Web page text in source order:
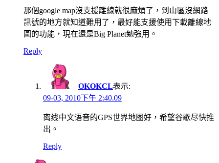
那個google map沒支援離線就很麻煩了，到山區沒網路
訊號的地方就知道難用了，最好能支援使用下載離線地
圖的功能，現在還是Big Planet勉強用。
Reply
OKOKCL表示:
09-03, 2010下午 2:40.09
离线中文语音的GPS世界地图好，希望谷歌尽快推
出。
Reply